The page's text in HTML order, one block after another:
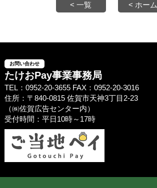
< 一覧 < ホーム
お問い合わせ
たけおPay事業事務局
TEL：0952-20-3655 FAX：0952-20-3016
住所：〒840-0815 佐賀市天神3丁目2-23
（㈱佐賀広告センター内）
受付時間：平日10時～17時